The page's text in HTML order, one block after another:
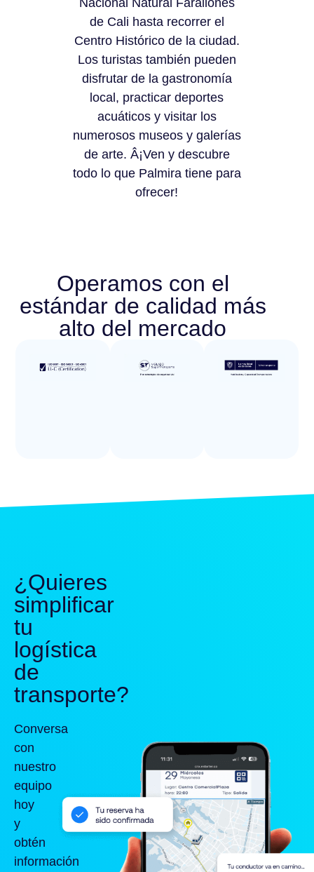
de Cali hasta recorrer el
Centro Histórico de la ciudad.
Los turistas también pueden
disfrutar de la gastronomía
local, practicar deportes
acuáticos y visitar los
numerosos museos y galerías
de arte. Â¡Ven y descubre
todo lo que Palmira tiene para
ofrecer!
Operamos con el
estándar de calidad más
alto del mercado
¿Quieres
simplificar
tu
logística
de
transporte?
Conversa
con
nuestro
equipo
hoy
y
obtén
información